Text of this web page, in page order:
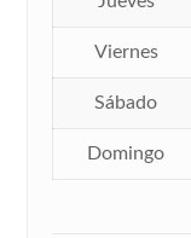
Viernes
Sábado
Domingo